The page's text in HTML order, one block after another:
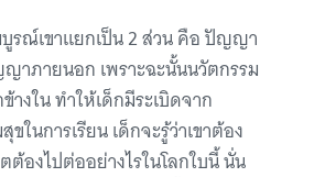
รณ์เขาแยกเป็น 2 ส่วน คือ ปัญญา
าภายนอก เพราะฉะนั้นนวัตกรรม
างใน ทำให้เด็กมีระเบิดจาก
ในการเรียน เด็กจะรู้ว่าเขาต้อง
ต้องไปต่ออย่างไรในโลกใบนี้ นั่น